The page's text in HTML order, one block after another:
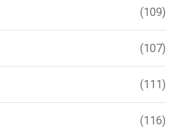
(109)
(107)
(111)
(116)